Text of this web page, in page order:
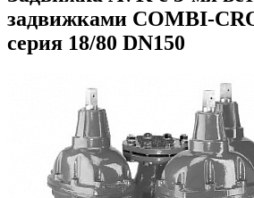
задвижками COMBI-
серия 18/80 DN150